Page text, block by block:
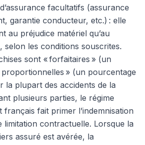
facultatifs (assurance
garantie conducteur, etc.) : elle
au préjudice matériel qu’au
selon les conditions souscrites.
sont « forfaitaires » (un
» (un pourcentage
la plupart des accidents de la
plusieurs parties, le régime
fait primer l’indemnisation
limitation contractuelle. Lorsque la
assuré est avérée, la